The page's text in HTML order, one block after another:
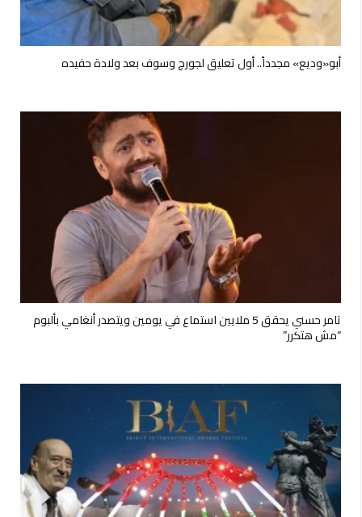
أبو«وديع» مجدداً.. أول تعليق لجورج وسوف بعد ولادة حفيده
تامر حسني يحقق 5 ملايين استماع في يومين ويتصدر أنغامي بألبوم
“مش هتكرر”